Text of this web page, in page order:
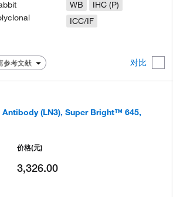
参考文献 对比
WB
IHC (P)
ICC/IF
(LN3), Super Bright™ 645,
价格(元)
3,326.00